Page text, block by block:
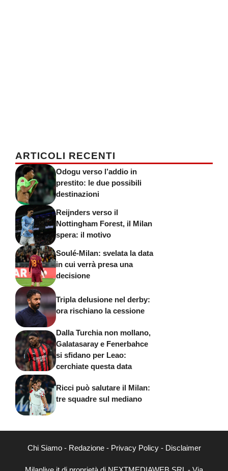
ARTICOLI RECENTI
Odogu verso l’addio in
prestito: le due possibili
destinazioni
Reijnders verso il
Nottingham Forest, il Milan
spera: il motivo
Soulé-Milan: svelata la data
in cui verrà presa una
decisione
Tripla delusione nel derby:
ora rischiano la cessione
Dalla Turchia non mollano,
Galatasaray e Fenerbahce
si sfidano per Leao:
cerchiate questa data
Ricci può salutare il Milan:
tre squadre sul mediano
Chi Siamo- Redazione- Privacy Policy- Disclaimer